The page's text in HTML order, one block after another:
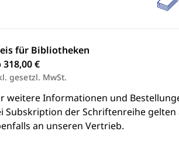
für Bibliotheken
318,00 €
gesetzl. MwSt.
weitere Informationen und
Subskription der Schriftenreihe
an unseren Vertrieb.